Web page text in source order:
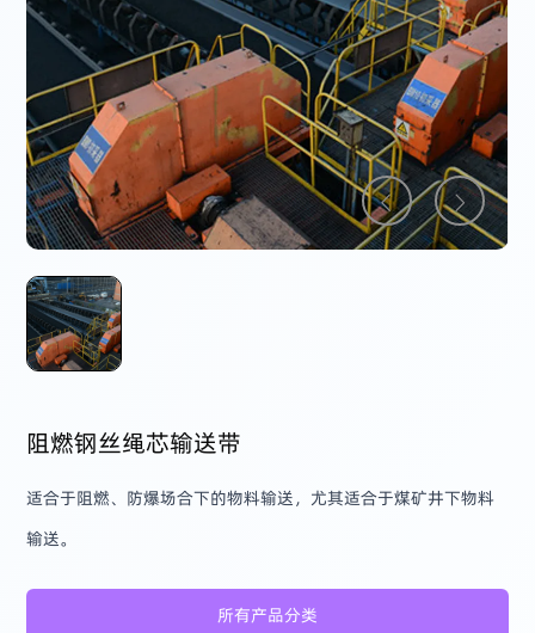
阻燃钢丝绳芯输送带
适合于阻燃、防爆场合下的物料输送，尤其适合于煤矿井下物料
输送。
所有产品分类